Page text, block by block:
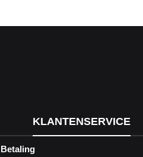
KLANTENSERVICE
Betaling